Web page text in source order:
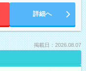
詳細へ
掲載日：2026.08.07